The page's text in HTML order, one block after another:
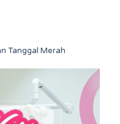
Tanggal Merah